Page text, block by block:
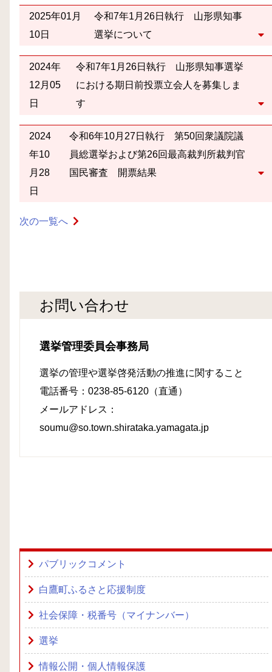
2025年01月
10日
令和7年1月26日執行 山形県知事
選挙について
2024年
12月05
日
令和7年1月26日執行 山形県知事選挙
における期日前投票立会人を募集しま
す
2024
年10
月28
日
令和6年10月27日執行 第50回衆議院議
員総選挙および第26回最高裁判所裁判官
国民審査 開票結果
次の一覧へ
お問い合わせ
選挙管理委員会事務局
選挙の管理や選挙啓発活動の推進に関すること
電話番号：0238-85-6120（直通）
メールアドレス：
soumu@so.town.shirataka.yamagata.jp
パブリックコメント
白鷹町ふるさと応援制度
社会保障・税番号（マイナンバー）
選挙
情報公開・個人情報保護